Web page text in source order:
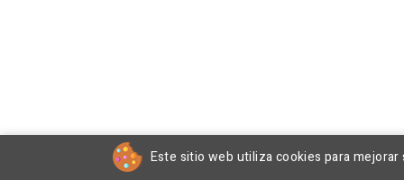
Este sitio web utiliza cookies para